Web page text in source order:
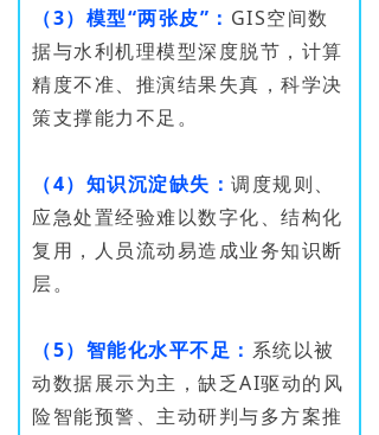
（3）模型“两张皮”： GIS空间数
据与水利机理模型深度脱节，计算
精度不准、推演结果失真，科学决
策支撑能力不足。
（4）知识沉淀缺失： 调度规则、
应急处置经验难以数字化、结构化
复用，人员流动易造成业务知识断
层。
（5）智能化水平不足： 系统以被
动数据展示为主，缺乏AI驱动的风
险智能预警、主动研判与多方案推